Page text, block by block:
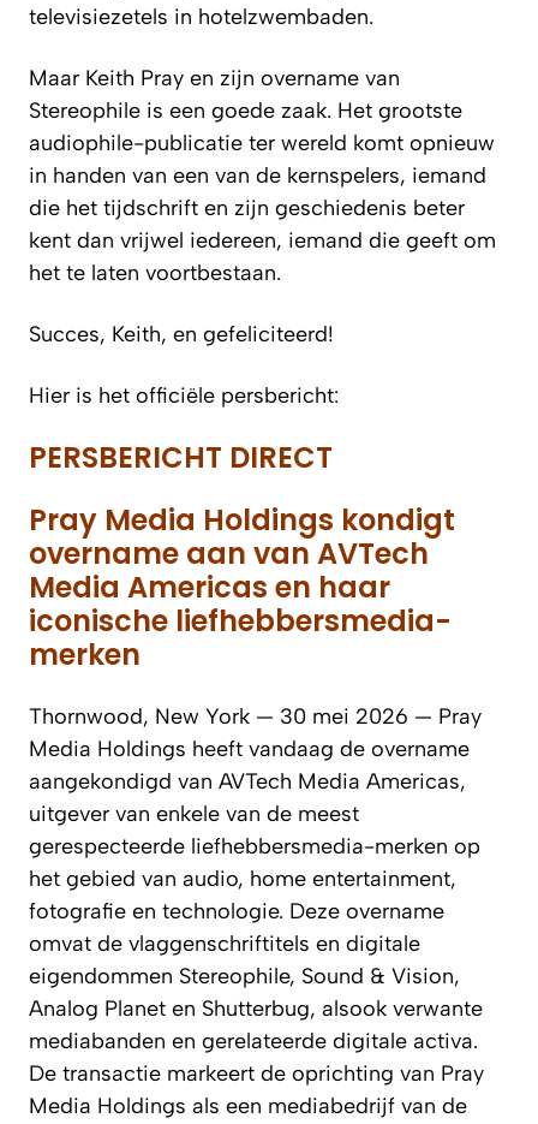
televisiezetels in hotelzwembaden.
Maar Keith Pray en zijn overname van
Stereophile is een goede zaak. Het grootste
audiophile-publicatie ter wereld komt opnieuw
in handen van een van de kernspelers, iemand
die het tijdschrift en zijn geschiedenis beter
kent dan vrijwel iedereen, iemand die geeft om
het te laten voortbestaan.
Succes, Keith, en gefeliciteerd!
Hier is het officiële persbericht:
PERSBERICHT DIRECT
Pray Media Holdings kondigt
overname aan van AVTech
Media Americas en haar
iconische liefhebbersmedia-
merken
Thornwood, New York — 30 mei 2026 — Pray
Media Holdings heeft vandaag de overname
aangekondigd van AVTech Media Americas,
uitgever van enkele van de meest
gerespecteerde liefhebbersmedia-merken op
het gebied van audio, home entertainment,
fotografie en technologie. Deze overname
omvat de vlaggenschriftitels en digitale
eigendommen Stereophile, Sound & Vision,
Analog Planet en Shutterbug, alsook verwante
mediabanden en gerelateerde digitale activa.
De transactie markeert de oprichting van Pray
Media Holdings als een mediabedrijf van de